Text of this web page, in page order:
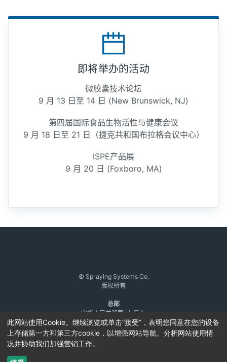
即将举办的活动
微胶囊技术论坛
9 月 13 日至 14 日 (New Brunswick, NJ)
第四届国际食品生物活性与健康会议
9 月 18 日至 21 日（捷克共和国布拉格会议中心）
ISPE产品展
9 月 20 日 (Foxboro, MA)
© Spraying Systems Co.
版权所有
总部
中华人民共和国, 上海市,
松江工业区书林路21号,
邮政编码：201612
电话: 0086 21 6760 0882
沪ICP备18002570号-
此网站使用Cookie。继续浏览或单击“接受”，表明您同意在您的设备
上存储第一方和第三方cookie，以增强网站导航、分析网站使用情
况并协助我们加强营销工作。